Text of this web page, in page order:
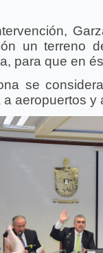
un terreno
para que en
se
aeropuertos y